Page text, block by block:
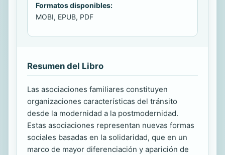
Formatos disponibles:
MOBI, EPUB, PDF
Resumen del Libro
Las asociaciones familiares constituyen
organizaciones características del tránsito
desde la modernidad a la postmodernidad.
Estas asociaciones representan nuevas formas
sociales basadas en la solidaridad, que en un
marco de mayor diferenciación y aparición de